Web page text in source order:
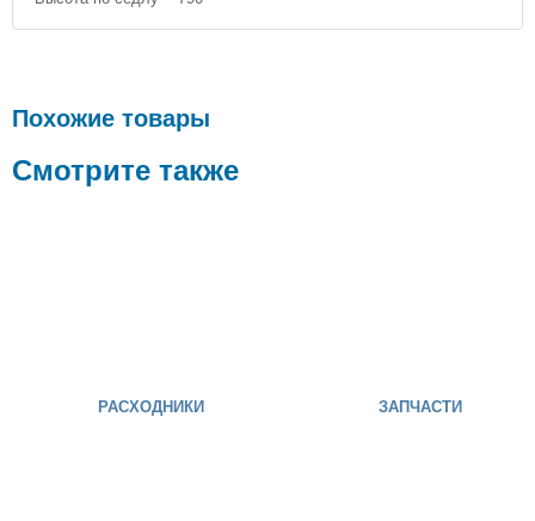
Похожие товары
Смотрите также
РАСХОДНИКИ ЗАПЧАСТИ